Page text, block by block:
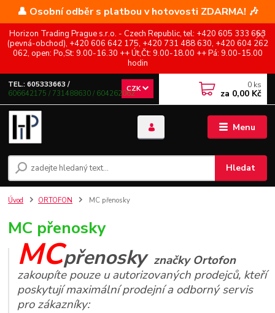
👤 Osobní odběr s platbou v hotovosti ZDARMA! 🎶
Horizon Trading Prague s.r.o. - Czech Republic, tel: +420 605 333 663
(pevná-obchod), +420 606 642 175, +420 731 488 630, +420 604 262
062, open: Po,St: 9.00-16.30 ++ Út,Čt: 9.00-18.00 ++ Pá: 9.00-15.00
hodin
Menu
CZK
Hledat
TEL.: 605333663 /
606642175 / 731488630 / 604262062
0 ks
za 0,00 Kč
Úvod ORTOFON MC přenosky
MC přenosky
MCpřenosky značky Ortofon
zakoupíte pouze u autorizovaných prodejců, kteří
poskytují maximální prodejní a odborný servis
pro zákazníky: